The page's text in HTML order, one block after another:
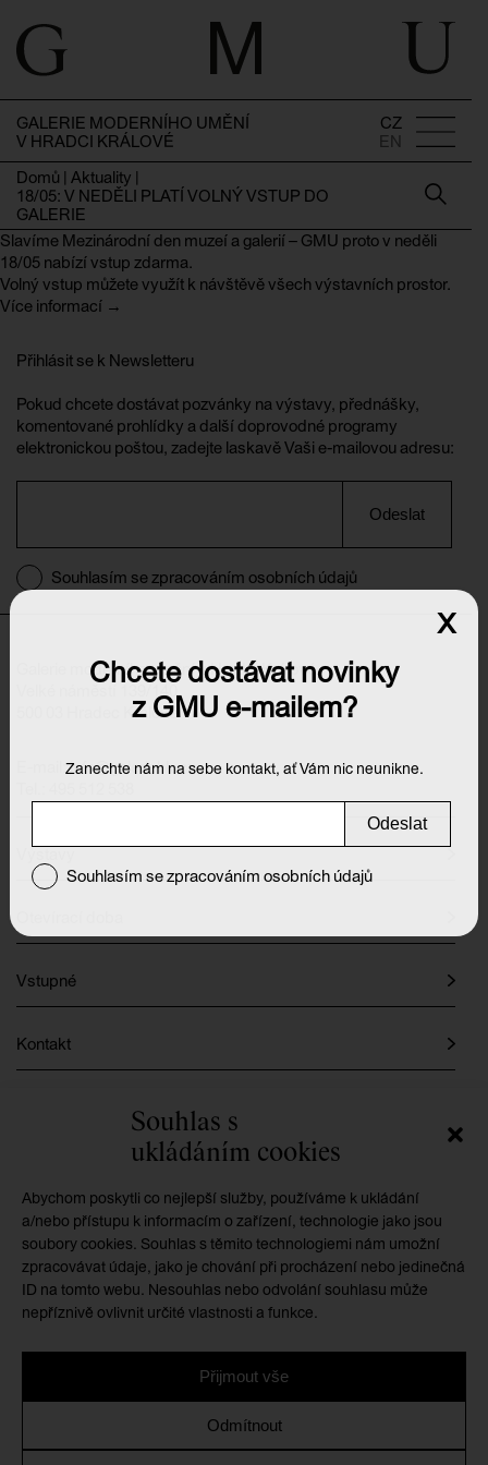
Souhlas s
ukládáním cookies
Abychom poskytli co nejlepší služby, používáme k ukládání
a/nebo přístupu k informacím o zařízení, technologie jako jsou
soubory cookies. Souhlas s těmito technologiemi nám umožní
zpracovávat údaje, jako je chování při procházení nebo jedinečná
ID na tomto webu. Nesouhlas nebo odvolání souhlasu může
nepříznivě ovlivnit určité vlastnosti a funkce.
Přijmout vše
Odmítnout
GALERIE MODERNÍHO UMĚNÍ
V HRADCI KRÁLOVÉ
CZ
EN
Domů | Aktuality |
18/05: V NEDĚLI PLATÍ VOLNÝ VSTUP DO
GALERIE
Slavíme Mezinárodní den muzeí a galerií – GMU proto v neděli
18/05 nabízí vstup zdarma.
Volný vstup můžete využít k návštěvě všech výstavních prostor.
Více informací →
Přihlásit se k Newsletteru
Pokud chcete dostávat pozvánky na výstavy, přednášky,
komentované prohlídky a další doprovodné programy
elektronickou poštou, zadejte laskavě Vaši e-mailovou adresu:
Odeslat
Souhlasím se zpracováním osobních údajů
Galerie moderního umění v Hradci Králové
500 03 Hradec Králové
E-mail:info@galeriehk.cz
Vstupné
Kontakt
GMU je příspěvkovou organizací zřizovanou
Královéhradeckým krajem
Zásady cookies
Chcete dostávat novinky
z GMU e-mailem?
Zanechte nám na sebe kontakt, ať Vám nic neunikne.
Odeslat
Souhlasím se zpracováním osobních údajů
x